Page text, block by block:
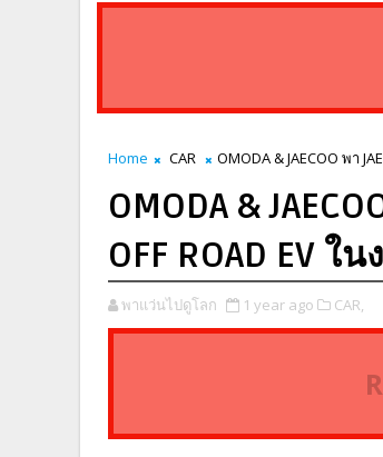
Home CAR OMODA & JAECOO พา
OMODA &
OFF ROAD EV ใ
พาแว่นไปดูโลก 1 year ago CAR,